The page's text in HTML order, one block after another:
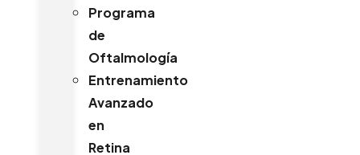
Programa
de
Oftalmología
Entrenamiento
Avanzado
en
Retina